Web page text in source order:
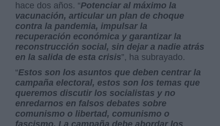
hace dos años. “Potenciar al máximo la
vacunación, articular un plan de choque
contra la pandemia, impulsar la
recuperación económica y garantizar la
reconstrucción social, sin dejar a nadie atrás
en la salida de esta crisis”, ha subrayado.
“Estos son los asuntos que deben centrar la
campaña electoral, estos son los temas que
queremos discutir los socialistas y no
enredarnos en falsos debates sobre
comunismo o libertad, comunismo o